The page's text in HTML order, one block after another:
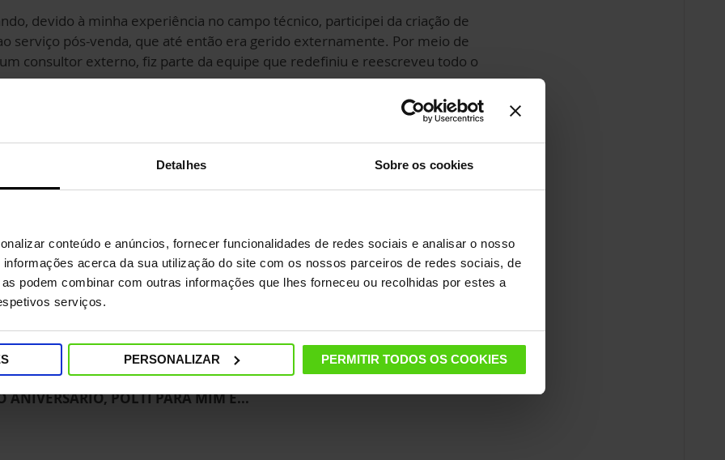
Detalhes Sobre os cookies
conteúdo e anúncios, fornecer funcionalidades de redes sociais e analisar o nosso
informações acerca da sua utilização do site com os nossos parceiros de redes sociais, de
podem combinar com outras informações que lhes forneceu ou recolhidas por estes a
serviços.
PERSONALIZAR PERMITIR TODOS OS COOKIES
devido à minha experiência no campo técnico, participei da criação de
serviço pós-venda, que até então era gerido externamente. Por meio de
consultor externo, fiz parte da equipe que redefiniu e reescreveu todo o
o processo de pós-venda foi a colaboração de todos os departamentos
até o promotor, do escritório de contabilidade até o escritório de
marketing e vendas.
atores envolvidos permitiu-nos ampliar o nosso conhecimento sobre as
o trabalho que foi realizado antes e depois na nossa área. Esse foi
de um ano, criamos um eficiente departamento de pós-vendas e
ao cliente. A economia de tempo e custos tem sido uma das
eficiência e eficácia na gestão de todo o processo. Este ano, vamos
estarmos mais presentes e mais reativos com os nossos interlocutores.
ANIVERSÁRIO, POLTI PARA MIM É...